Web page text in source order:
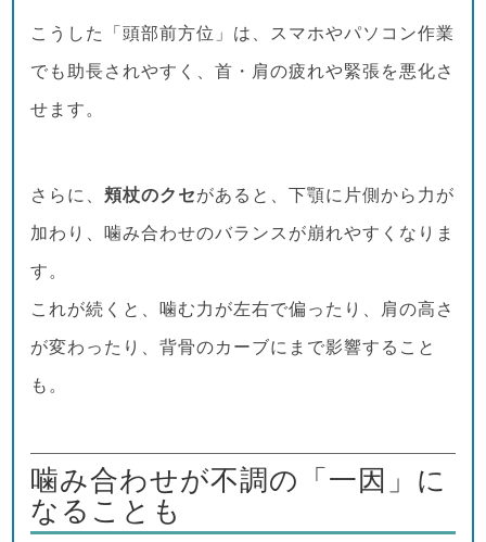
こうした「頭部前方位」は、スマホやパソコン作業
でも助長されやすく、首・肩の疲れや緊張を悪化さ
せます。
さらに、 頬杖のクセがあると、下顎に片側から力が
加わり、噛み合わせのバランスが崩れやすくなりま
す。
これが続くと、噛む力が左右で偏ったり、肩の高さ
が変わったり、背骨のカーブにまで影響すること
も。
噛み合わせが不調の「一因」に
なることも